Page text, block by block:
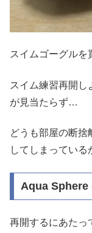
スイムゴーグルを
スイム練習再開し
が見当たらず…
どうも部屋の断捨
してしまっている
Aqua Sphere
再開するにあたっ